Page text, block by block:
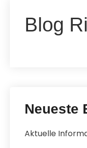
Blog
Neueste
Aktuelle